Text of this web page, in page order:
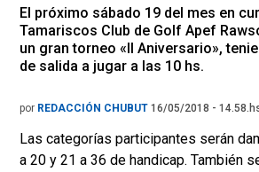
El próximo sábado 19 del mes en
Tamariscos Club de Golf Apef
un gran torneo «II Aniversario»,
de salida a jugar a las 10 hs.
por REDACCIÓN CHUBUT 16/05/2018 -
Las categorías participantes serán
a 20 y 21 a 36 de handicap. También